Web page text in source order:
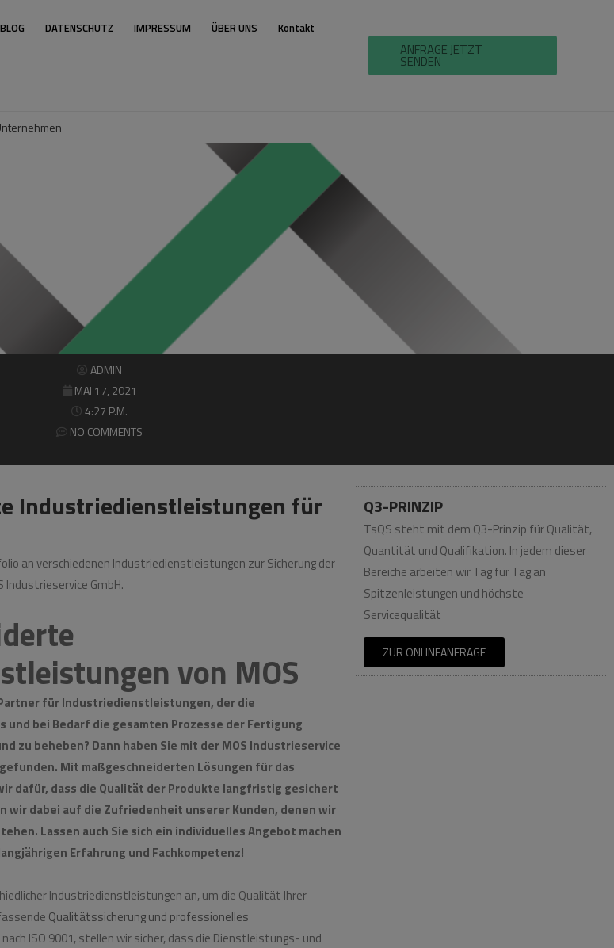
BLOG DATENSCHUTZ IMPRESSUM ÜBER UNS Kontakt
ANFRAGE JETZT
SENDEN
für Ihr Unternehmen
ADMIN
MAI 17, 2021
4:27 P.M.
NO COMMENTS
Industriedienstleistungen für
an verschiedenen Industriedienstleistungen zur Sicherung der
GmbH.
von MOS
für Industriedienstleistungen, der die
bei Bedarf die gesamten Prozesse der Fertigung
zu beheben? Dann haben Sie mit der MOS Industrieservice
Mit maßgeschneiderten Lösungen für das
dafür, dass die Qualität der Produkte langfristig gesichert
wir dabei auf die Zufriedenheit unserer Kunden, denen wir
Lassen auch Sie sich ein individuelles Angebot machen
Erfahrung und Fachkompetenz!
Industriedienstleistungen an, um die Qualität Ihrer
Qualitätssicherung und professionelles
ISO 9001, stellen wir sicher, dass die Dienstleistungs- und
Q3-PRINZIP
TsQS steht mit dem Q3-Prinzip für Qualität,
Quantität und Qualifikation. In jedem dieser
Bereiche arbeiten wir Tag für Tag an
Spitzenleistungen und höchste
Servicequalität
ZUR ONLINEANFRAGE